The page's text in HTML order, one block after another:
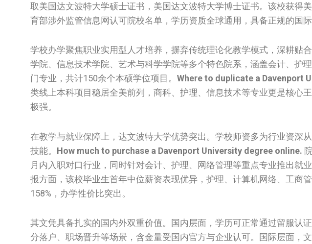
取美国‌达文波特大学硕士证书，美国‌达文波特大学博士证书。该校获得
育部涉外监管信息网认可院校名单，学历资质全球通用，具备正规的国际
学校办学聚焦职业实用型人才培养，摒弃传统理论化教学模式，深耕贴
学院、信息技术学院、艺术与科学学院等多个特色院系，涵盖会计、护
门专业，共计150余个本硕学位项目。 Where to duplicate a Davenport
类线上本科项目稳居全美前列，商科、护理、信息技术等专业更是核心
极强。
在教学与就业保障上，达文波特大学优势突出。学校师资多为行业资深
技能。 How much to purchase a Davenport University degree online.
月内入职对口行业，同时针对会计、护理、网络管理等重点专业推出就
报方面，该校毕业生首年中位薪资表现优异，护理、计算机网络、工商
158%，办学性价比突出。
其文凭具备扎实的国内外双重价值。国内层面，学历可正常通过留服认
分落户、职场晋升等场景，含金量受国内官方与企业认可。国际层面，